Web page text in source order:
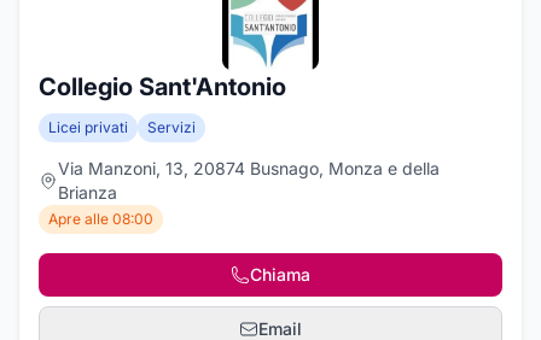
Collegio Sant'Antonio
Licei privati Servizi
Via Manzoni, 13, 20874 Busnago, Monza e della
Brianza
Apre alle 08:00
Chiama
Email